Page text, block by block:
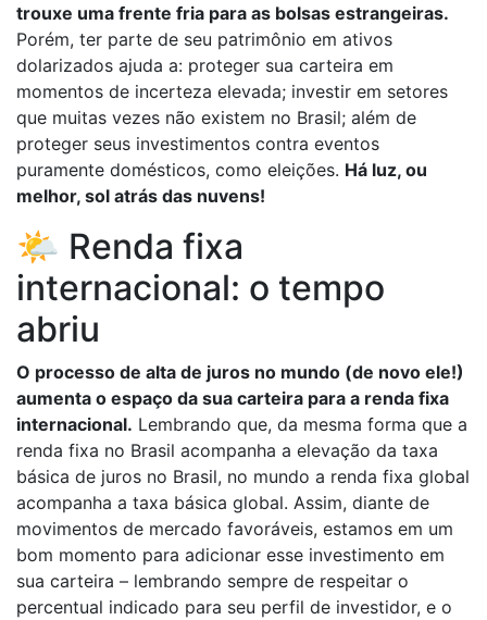
trouxe uma frente fria para as bolsas estrangeiras.
Porém, ter parte de seu patrimônio em ativos
dolarizados ajuda a: proteger sua carteira em
momentos de incerteza elevada; investir em setores
que muitas vezes não existem no Brasil; além de
proteger seus investimentos contra eventos
puramente domésticos, como eleições. Há luz, ou
melhor, sol atrás das nuvens!
🌤️ Renda fixa
internacional: o tempo
abriu
O processo de alta de juros no mundo (de novo ele!)
aumenta o espaço da sua carteira para a renda fixa
internacional. Lembrando que, da mesma forma que a
renda fixa no Brasil acompanha a elevação da taxa
básica de juros no Brasil, no mundo a renda fixa global
acompanha a taxa básica global. Assim, diante de
movimentos de mercado favoráveis, estamos em um
bom momento para adicionar esse investimento em
sua carteira – lembrando sempre de respeitar o
percentual indicado para seu perfil de investidor, e o